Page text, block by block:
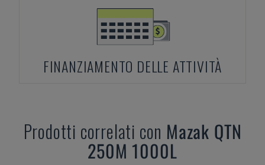
FINANZIAMENTO DELLE ATTIVITÀ
Prodotti correlati con Mazak QTN
250M 1000L